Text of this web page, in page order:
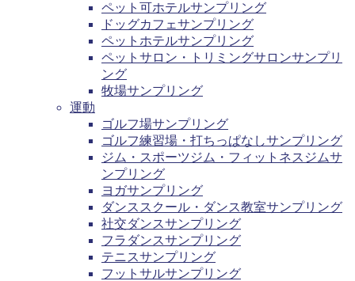
ペット可ホテルサンプリング
ドッグカフェサンプリング
ペットホテルサンプリング
ペットサロン・トリミングサロンサンプリ
ング
牧場サンプリング
運動
ゴルフ場サンプリング
ゴルフ練習場・打ちっぱなしサンプリング
ジム・スポーツジム・フィットネスジムサ
ンプリング
ヨガサンプリング
ダンススクール・ダンス教室サンプリング
社交ダンスサンプリング
フラダンスサンプリング
テニスサンプリング
フットサルサンプリング